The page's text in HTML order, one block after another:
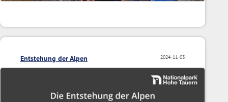
2024-11-03
Entstehung der Alpen